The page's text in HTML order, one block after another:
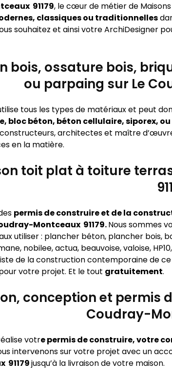
91179, le cœur de métier de
classiques ou traditionnelles
souhaitez et ainsi votre ArchiDesigner
bois, ossature bois,
ou parpaing sur Le
tous les types de matériaux et peut
bloc béton, béton cellulaire, siporex,
constructeurs, architectes et maître
en la matière.
toit plat à toiture
permis de construire et de la
Montceaux 91179.Nous sommes
utiliser : plancher béton, plancher bois,
nobilee, actua, beauvoise, valoise,
de la construction contemporaine de
votre projet. Et le tout gratuitement.
conception et permis
Coudray-
votre permis de construire, votre
intervenons sur votre projet avec un
91179jusqu’à la livraison de votre maison.